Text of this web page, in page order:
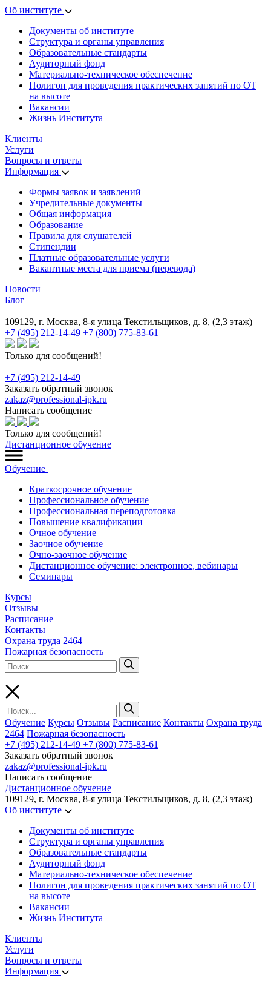
Об институте
Документы об институте
Структура и органы управления
Образовательные стандарты
Аудиторный фонд
Материально-техническое обеспечение
Полигон для проведения практических занятий по ОТ
на высоте
Вакансии
Жизнь Института
Клиенты
Услуги
Вопросы и ответы
Информация
Формы заявок и заявлений
Учредительные документы
Общая информация
Образование
Правила для слушателей
Стипендии
Платные образовательные услуги
Вакантные места для приема (перевода)
Новости
Блог
109129, г. Москва, 8-я улица Текстильщиков, д. 8, (2,3 этаж)
+7 (495) 212-14-49 +7 (800) 775-83-61
Только для сообщений!
+7 (495) 212-14-49
Заказать обратный звонок
zakaz@professional-ipk.ru
Написать сообщение
Только для сообщений!
Дистанционное обучение
Обучение
Краткосрочное обучение
Профессиональное обучение
Профессиональная переподготовка
Повышение квалификации
Очное обучение
Заочное обучение
Очно-заочное обучение
Дистанционное обучение: электронное, вебинары
Семинары
Курсы
Отзывы
Расписание
Контакты
Охрана труда 2464
Пожарная безопасность
Обучение Курсы Отзывы Расписание Контакты Охрана труда
2464 Пожарная безопасность
+7 (495) 212-14-49 +7 (800) 775-83-61
Заказать обратный звонок
zakaz@professional-ipk.ru
Написать сообщение
Дистанционное обучение
109129, г. Москва, 8-я улица Текстильщиков, д. 8, (2,3 этаж)
Об институте
Документы об институте
Структура и органы управления
Образовательные стандарты
Аудиторный фонд
Материально-техническое обеспечение
Полигон для проведения практических занятий по ОТ
на высоте
Вакансии
Жизнь Института
Клиенты
Услуги
Вопросы и ответы
Информация